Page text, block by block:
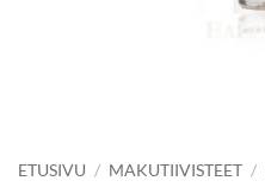
ETUSIVU / MAKUTIIVISTEET /